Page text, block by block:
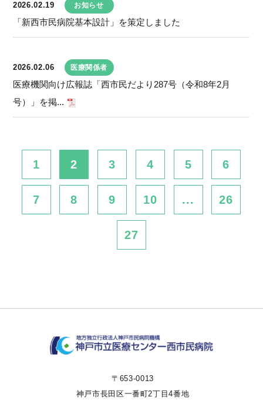
2026.02.19 お知らせ
「新西市民病院基本設計」を策定しました
2026.02.06 医療関係者
医療機関向け広報誌「西市民だより287号（令和8年2月
号）」を掲...
1 2 3 4 5 6
7 8 9 10 ... 26
27
〒653-0013
神戸市長田区一番町2丁目4番地